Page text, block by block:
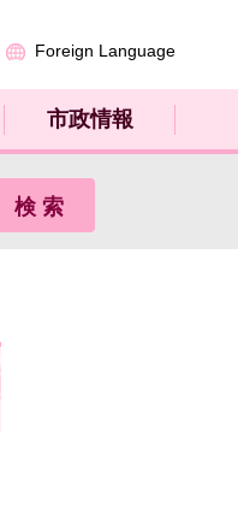
Foreign Language
市政情報